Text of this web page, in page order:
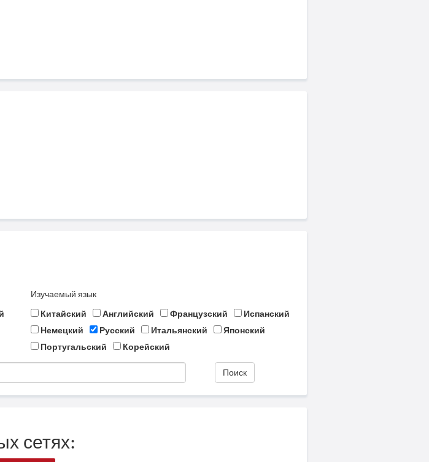
Изучаемый язык
Китайский
Английский Французский
Испанский
Немецкий
Русский Итальянский
Японский
Португальский
Корейский
Поиск
сетях: